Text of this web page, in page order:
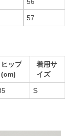
57
ヒップ
(cm)
着用サ
イズ
S